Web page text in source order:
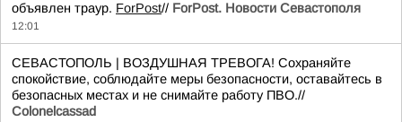
объявлен траур. ForPost// ForPost. Новости Севастополя
12:01
СЕВАСТОПОЛЬ | ВОЗДУШНАЯ ТРЕВОГА! Сохраняйте
спокойствие, соблюдайте меры безопасности, оставайтесь в
безопасных местах и не снимайте работу ПВО.//
Colonelcassad